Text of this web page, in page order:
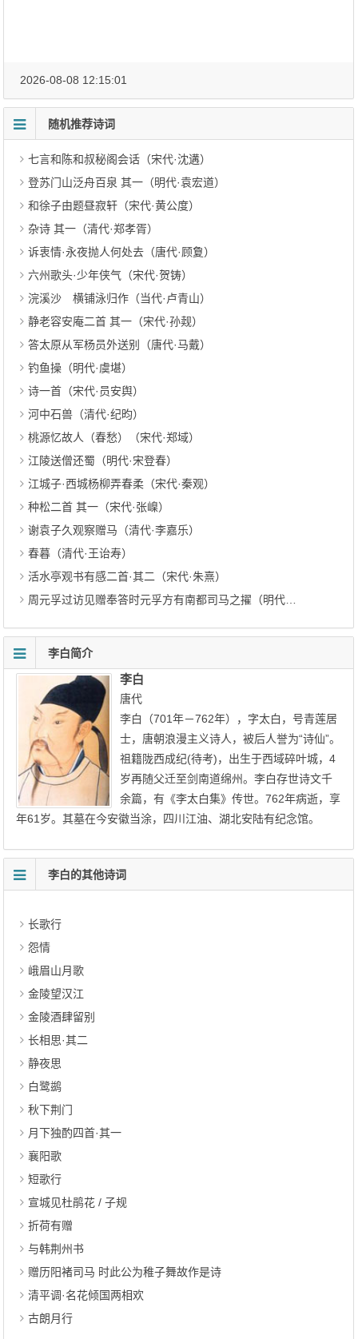
2026-08-08 12:15:01
随机推荐诗词
七言和陈和叔秘阁会话（宋代·沈遘）
登苏门山泛舟百泉 其一（明代·袁宏道）
和徐子由题昼寂轩（宋代·黄公度）
杂诗 其一（清代·郑孝胥）
诉衷情·永夜抛人何处去（唐代·顾夐）
六州歌头·少年侠气（宋代·贺铸）
浣溪沙 横铺泳归作（当代·卢青山）
静老容安庵二首 其一（宋代·孙觌）
答太原从军杨员外送别（唐代·马戴）
钓鱼操（明代·虞堪）
诗一首（宋代·员安舆）
河中石兽（清代·纪昀）
桃源忆故人（春愁）（宋代·郑域）
江陵送僧还蜀（明代·宋登春）
江城子·西城杨柳弄春柔（宋代·秦观）
种松二首 其一（宋代·张嵲）
谢袁子久观察赠马（清代·李嘉乐）
春暮（清代·王诒寿）
活水亭观书有感二首·其二（宋代·朱熹）
周元孚过访见赠奉答时元孚方有南都司马之擢（明代·胡应麟）
李白简介
李白
唐代
李白（701年－762年），字太白，号青莲居
士，唐朝浪漫主义诗人，被后人誉为“诗仙”。
祖籍陇西成纪(待考)，出生于西域碎叶城，4
岁再随父迁至剑南道绵州。李白存世诗文千
余篇，有《李太白集》传世。762年病逝，享
年61岁。其墓在今安徽当涂，四川江油、湖北安陆有纪念馆。
李白的其他诗词
长歌行
怨情
峨眉山月歌
金陵望汉江
金陵酒肆留别
长相思·其二
静夜思
白鹭鹚
秋下荆门
月下独酌四首·其一
襄阳歌
短歌行
宣城见杜鹃花 / 子规
折荷有赠
与韩荆州书
赠历阳褚司马 时此公为稚子舞故作是诗
清平调·名花倾国两相欢
古朗月行